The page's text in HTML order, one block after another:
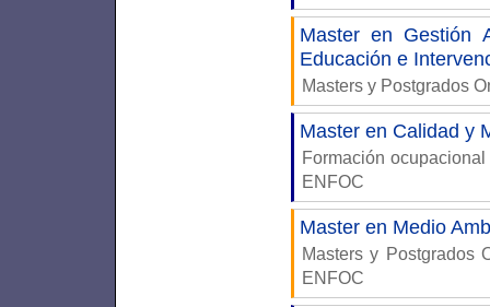
Master en Gestión
Educación e
Masters y Postgrados
Master en Calidad y
Formación
ENFOC
Master en Medio
Masters y Postgrados
ENFOC